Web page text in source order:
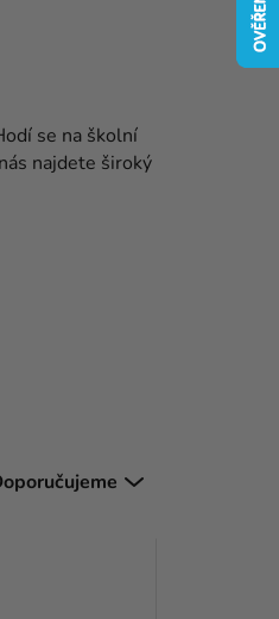
se na školní
najdete široký